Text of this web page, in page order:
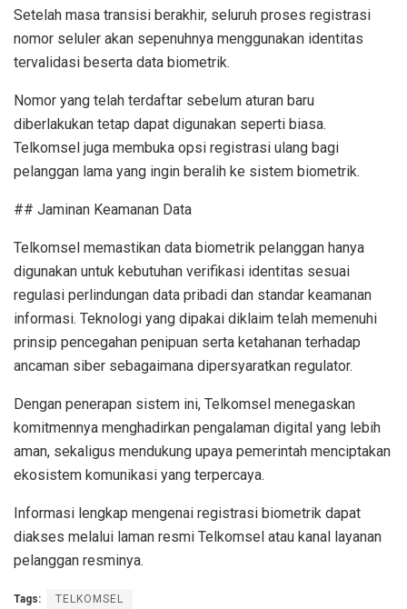
Setelah masa transisi berakhir, seluruh proses registrasi
nomor seluler akan sepenuhnya menggunakan identitas
tervalidasi beserta data biometrik.
Nomor yang telah terdaftar sebelum aturan baru
diberlakukan tetap dapat digunakan seperti biasa.
Telkomsel juga membuka opsi registrasi ulang bagi
pelanggan lama yang ingin beralih ke sistem biometrik.
## Jaminan Keamanan Data
Telkomsel memastikan data biometrik pelanggan hanya
digunakan untuk kebutuhan verifikasi identitas sesuai
regulasi perlindungan data pribadi dan standar keamanan
informasi. Teknologi yang dipakai diklaim telah memenuhi
prinsip pencegahan penipuan serta ketahanan terhadap
ancaman siber sebagaimana dipersyaratkan regulator.
Dengan penerapan sistem ini, Telkomsel menegaskan
komitmennya menghadirkan pengalaman digital yang lebih
aman, sekaligus mendukung upaya pemerintah menciptakan
ekosistem komunikasi yang terpercaya.
Informasi lengkap mengenai registrasi biometrik dapat
diakses melalui laman resmi Telkomsel atau kanal layanan
pelanggan resminya.
Tags: TELKOMSEL